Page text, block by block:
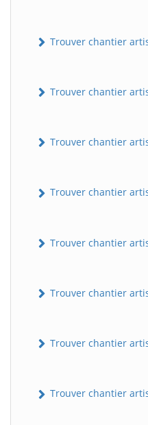
Trouver chantier
Trouver chantier
Trouver chantier
Trouver chantier
Trouver chantier
Trouver chantier
Trouver chantier
Trouver chantier